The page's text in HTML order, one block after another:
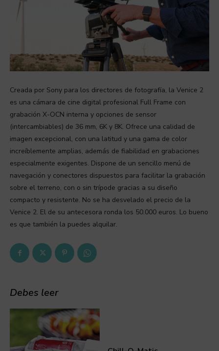
Creada por Sony para los directores de fotografía, la Venice 2
es una cámara de cine digital profesional Full Frame con
grabación X-OCN interna y opciones de sensor
(intercambiables) de 36 mm, 6K y 8K. Ofrece una calidad de
imagen excepcional, con una latitud y una gama de color
increíblemente amplias, además de fiabilidad en grabaciones
especialmente exigentes. Dispone de un sencillo menú de
navegación y conectores dispuestos para facilitar la grabación
sobre el terreno, con o sin trípode gracias a su diseño
compacto y resistente. No se ha desvelado el precio de la
Venice 2. El de su antecesora ronda los 50.000 euros. Lo bueno
es que también la puedes alquilar.
Debes leer